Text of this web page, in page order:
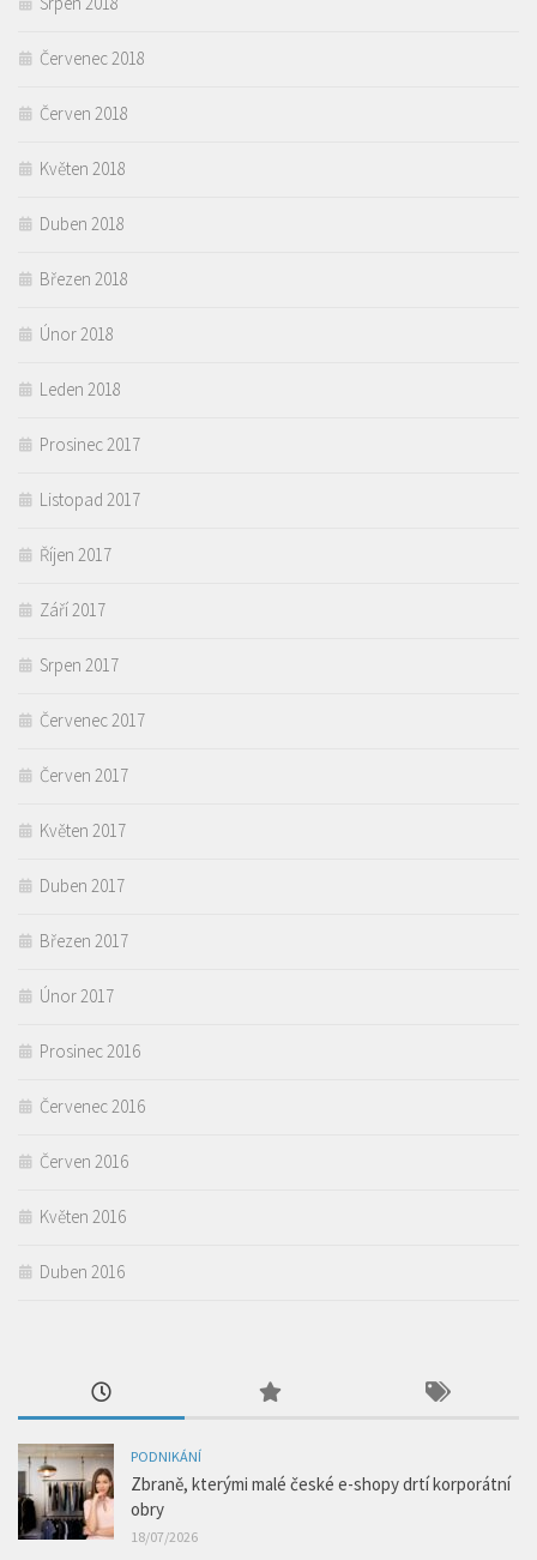
Červenec 2018
Červen 2018
Květen 2018
Duben 2018
Březen 2018
Únor 2018
Leden 2018
Prosinec 2017
Listopad 2017
Říjen 2017
Září 2017
Srpen 2017
Červenec 2017
Červen 2017
Květen 2017
Duben 2017
Březen 2017
Únor 2017
Prosinec 2016
Červenec 2016
Červen 2016
Květen 2016
Duben 2016
PODNIKÁNÍ
Zbraně, kterými malé české e-shopy drtí korporátní
obry
18/07/2026